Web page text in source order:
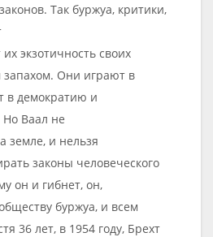
Так буржуа, критики,
экзотичность своих
запахом. Они играют в
в демократию и
Ваал не
земле, и нельзя
законы человеческого
он и гибнет, он,
буржуа, и всем
36 лет, в 1954 году, Брехт